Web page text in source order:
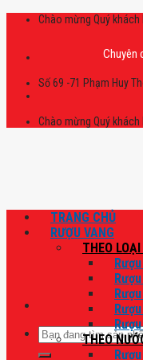
Skip
Chào mừng Quý khách
Chuyên cung
Số 69 -71 Phạm Huy
Chào mừng Quý khách
Tìm
kiếm:
TRANG CHỦ
RƯỢU VANG
THEO LOẠI
THEO